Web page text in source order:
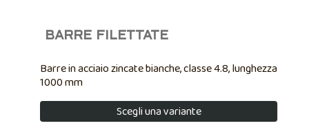
BARRE FILETTATE
Barre in acciaio zincate bianche, classe 4.8, lunghezza
1000 mm
Scegli una variante